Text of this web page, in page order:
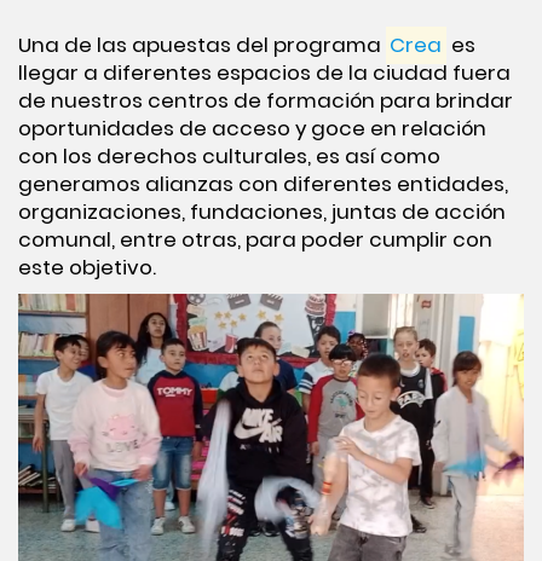
Una de las apuestas del programa Crea es
llegar a diferentes espacios de la ciudad fuera
de nuestros centros de formación para brindar
oportunidades de acceso y goce en relación
con los derechos culturales, es así como
generamos alianzas con diferentes entidades,
organizaciones, fundaciones, juntas de acción
comunal, entre otras, para poder cumplir con
este objetivo.